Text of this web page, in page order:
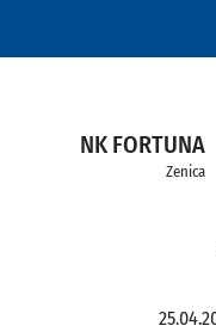
NK FORTUNA
Zenica